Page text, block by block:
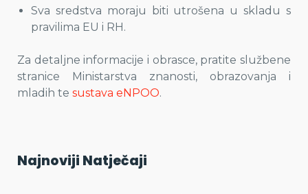
Sva sredstva moraju biti utrošena u skladu s
pravilima EU i RH.
Za detaljne informacije i obrasce, pratite službene
stranice Ministarstva znanosti, obrazovanja i
mladih te sustava eNPOO.
Najnoviji Natječaji